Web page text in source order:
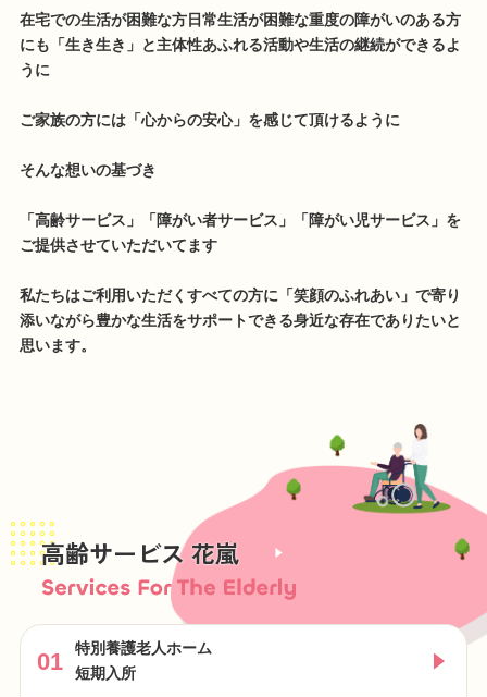
在宅での生活が困難な方日常生活が困難な重度の障がいのある方
にも「生き生き」と主体性あふれる活動や生活の継続ができるよ
うに
ご家族の方には「心からの安心」を感じて頂けるように
そんな想いの基づき
「高齢サービス」「障がい者サービス」「障がい児サービス」を
ご提供させていただいてます
私たちはご利用いただくすべての方に「笑顔のふれあい」で寄り
添いながら豊かな生活をサポートできる身近な存在でありたいと
思います。
高齢サービス 花嵐
01
特別養護老人ホーム
短期入所